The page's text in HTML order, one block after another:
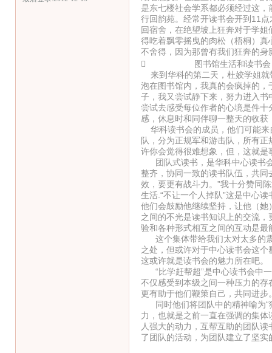
是东七楼社会学系都必须经过这
行回韵苑。经常开读书会开到11
回宿舍，在绝望坡上狂奔对于学
得吃着飘零摇曳的肉松（梧桐）
不舍得，因为那曾有我们狂奔的身
 图书馆生活和读书会
来到华科的第二天，杜姣学姐就
泡在图书馆内，我真的会疯掉的
子，我又尝试静下来，努力进入
尝试去感受每位作者的心境是件
感，休息时和同伴聊一整天的收
华科读书会的成员，他们可能来
队，分为正规军和游击队，所有
许你会觉得很难想象，但，这就
团队式读书，是华科中心读书会
整齐，协同一致的读书队伍，共
效，要更有战斗力。”我十分赞同
生活.“不让一个人掉队”这是中心
他们会鼓励他继续坚持，让他（
之间的不光是读书知识上的交流
验和各种形式相互之间的互动是最
这个集体带给我们太对太多的震
之处，但或许对于中心读书会这
这或许就是读书会的魅力所在吧。
“比学赶帮超”是中心读书会中一
不仅感受到本级之间一种压力的
更有助于他们鞭策自己，共同进步
同时他们将团队中的精神喻为“
力，也就是之前一直在强调的集
人强大的动力，互帮互助的团队
了团队的活动，为团队建立了坚